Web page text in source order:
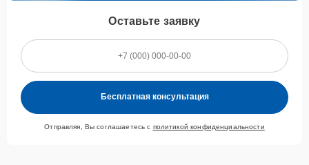
Оставьте заявку
Бесплатная консультация
Отправляя, Вы соглашаетесь с политикой конфиденциальности